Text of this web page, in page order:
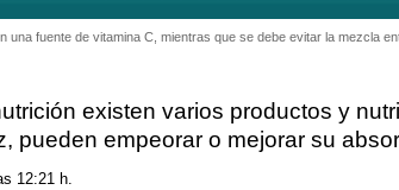
una fuente de vitamina C, mientras que se debe evitar la mezcla
existen varios productos y
pueden empeorar o mejorar su
12:21 h.